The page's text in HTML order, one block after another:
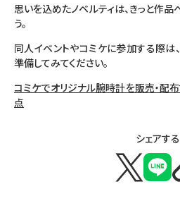
思いを込めたノベルティは、きっと作
う。
同人イベントやコミケに参加する際は
準備してみてください。
コミケでオリジナル腕時計を販売・配
点
シェアする
XLINE